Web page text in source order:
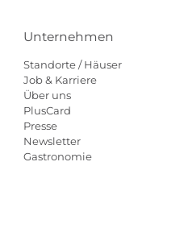
Unternehmen
Standorte / Häuser
Job & Karriere
Über uns
PlusCard
Presse
Newsletter
Gastronomie